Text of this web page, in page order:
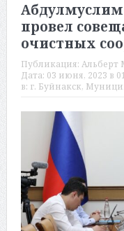
провел
очистных
Публикация: Альберт
Дата: 03 июня, 2023 в
в: г. Буйнакск,